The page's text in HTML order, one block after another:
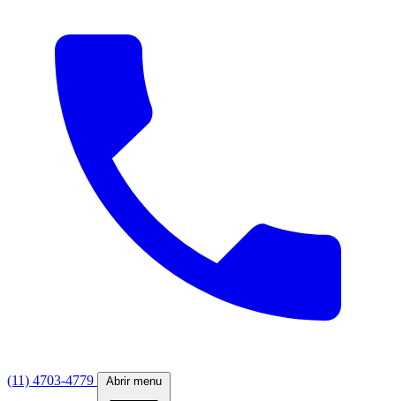
(11) 4703-4779 Abrir menu